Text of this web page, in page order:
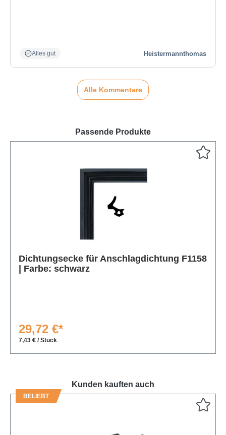
Alles gut Heistermannthomas
Alle Kommentare
Passende Produkte
Dichtungsecke für Anschlagdichtung F1158
| Farbe: schwarz
29,72 €*
7,43 € / Stück
Kunden kauften auch
BELIEBT